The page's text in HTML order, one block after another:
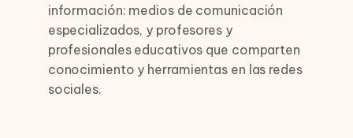
información: medios de comunicación
especializados, y profesores y
profesionales educativos que comparten
conocimiento y herramientas en las redes
sociales.